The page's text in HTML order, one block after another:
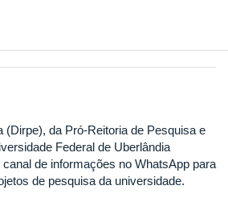
(Dirpe), da Pró-Reitoria de Pesquisa e
Federal de Uberlândia
de informações no WhatsApp para
de pesquisa da universidade.